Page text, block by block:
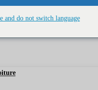
and do not switch language